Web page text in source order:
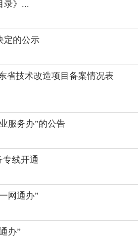
录》...
定的公示
省技术改造项目备案情况表
服务办”的公告
专线开通
网通办”
办”